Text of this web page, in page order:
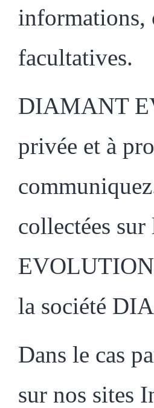
informations,
facultatives.
DIAMANT
privée et à
collectées
EVOLUTION
la société
Dans le cas
sur nos sites